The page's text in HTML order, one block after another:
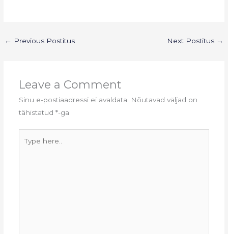
← Previous Postitus Next Postitus →
Leave a Comment
Sinu e-postiaadressi ei avaldata.
Nõutavad väljad on
tähistatud *-ga
here..